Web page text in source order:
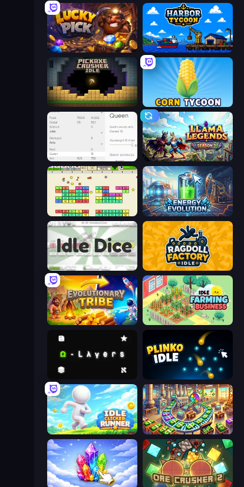
Lucky Pick Harbor Tycoon
Pickaxe Crusher Idle Corn Tycoon
Idle Ants Llama Legends
Idle Breakout Energy Evolution
Idle Dice Ragdoll Factory Idle
Evolutionary Tribe Idle Farming Business
Omega Layers Plinko Idle
Idle Clicker Runner Money Factory: Tycoon Idle Game